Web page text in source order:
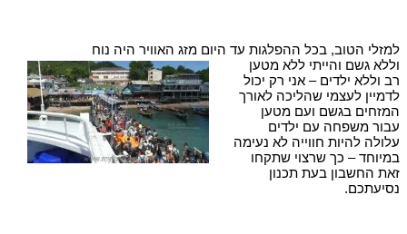
למזלי הטוב, בכל ההפלגות עד היום מזג האוויר היה נוח
וללא גשם והייתי ללא מטען
רב וללא ילדים – אני רק יכול
לדמיין לעצמי שהליכה לאורך
המזחים בגשם ועם מטען
עבור משפחה עם ילדים
עלולה להיות חווייה לא נעימה
במיוחד – כך שרצוי שתקחו
זאת החשבון בעת תכנון
נסיעתכם.